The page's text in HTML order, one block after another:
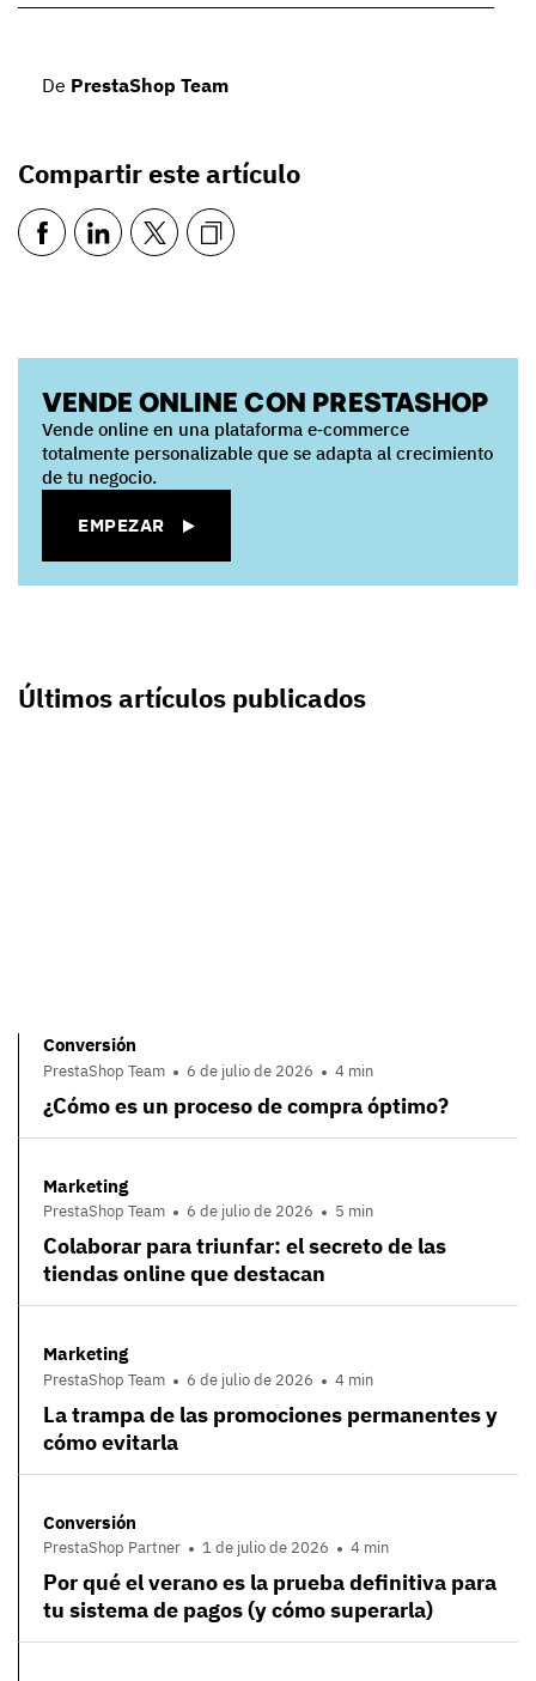
De PrestaShop Team
Compartir este artículo
VENDE ONLINE CON PRESTASHOP
Vende online en una plataforma e‑commerce
totalmente personalizable que se adapta al crecimiento
de tu negocio.
EMPEZAR
Últimos artículos publicados
Conversión
PrestaShop Team 6 de julio de 2026 4 min
¿Cómo es un proceso de compra óptimo?
Marketing
PrestaShop Team 6 de julio de 2026 5 min
Colaborar para triunfar: el secreto de las
tiendas online que destacan
Marketing
PrestaShop Team 6 de julio de 2026 4 min
La trampa de las promociones permanentes y
cómo evitarla
Conversión
PrestaShop Partner 1 de julio de 2026 4 min
Por qué el verano es la prueba definitiva para
tu sistema de pagos (y cómo superarla)